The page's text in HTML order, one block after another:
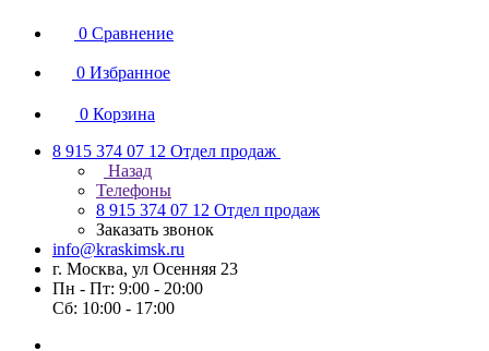
0 Сравнение
0 Избранное
0 Корзина
8 915 374 07 12 Отдел продаж
Назад
Телефоны
8 915 374 07 12 Отдел продаж
Заказать звонок
info@kraskimsk.ru
г. Москва, ул Осенняя 23
Пн - Пт: 9:00 - 20:00
Сб: 10:00 - 17:00